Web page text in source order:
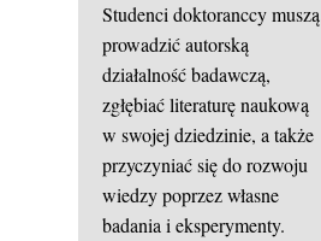
Studenci doktoranccy muszą
prowadzić autorską
działalność badawczą,
zgłębiać literaturę naukową
w swojej dziedzinie, a także
przyczyniać się do rozwoju
wiedzy poprzez własne
badania i eksperymenty.